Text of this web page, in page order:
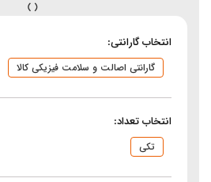
انتخاب گارانتی:
گارانتی اصالت و سلامت فیزیکی کالا
انتخاب تعداد:
تکی